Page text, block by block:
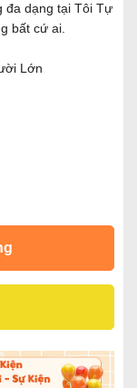
đa dạng tại Tôi Tự
bất cứ ai.
Lớn